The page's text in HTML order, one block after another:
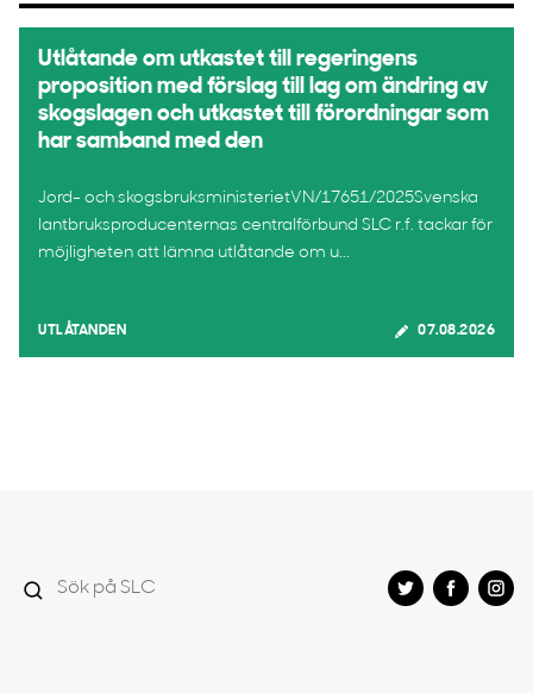
Utlåtande om utkastet till regeringens
proposition med förslag till lag om ändring av
skogslagen och utkastet till förordningar som
har samband med den
Jord- och skogsbruksministerietVN/17651/2025Svenska
lantbruksproducenternas centralförbund SLC r.f. tackar för
möjligheten att lämna utlåtande om u...
UTLÅTANDEN 07.08.2026